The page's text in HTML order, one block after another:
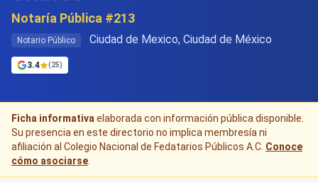
Notaría Pública #213
Notario Público Ciudad de Mexico, Ciudad de México
3.4 (25)
Ficha informativa elaborada con información pública disponible.
Su presencia en este directorio no implica membresía ni
afiliación al Colegio Nacional de Fedatarios Públicos A.C. Conoce
cómo asociarse